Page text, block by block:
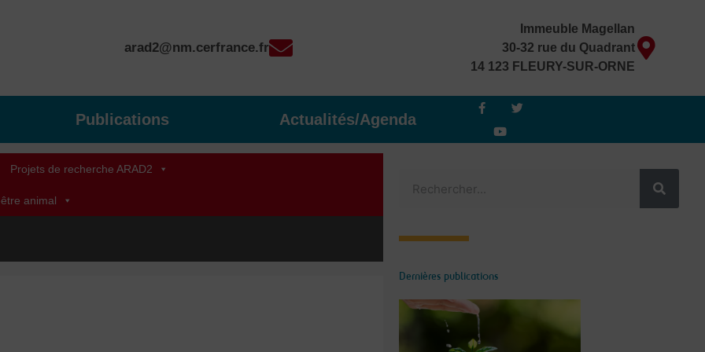
arad2@nm.cerfrance.fr
Immeuble Magellan
30-32 rue du Quadrant
14 123 FLEURY-SUR-ORNE
Publications Actualités/Agenda
F
a
T
w
u
t
Projets de recherche ARAD2
animal
Dernières publications